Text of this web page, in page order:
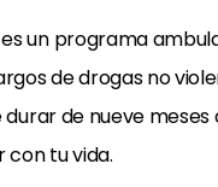
es un programa
de drogas no
de nueve
con tu vida.